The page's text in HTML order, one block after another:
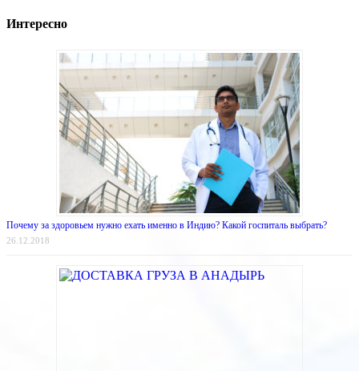
Интересно
Почему за здоровьем нужно ехать именно в Индию? Какой госпиталь выбрать?
26.12.2018